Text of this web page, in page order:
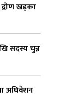
खड्का
सदस्य चुन्न
अधिवेशन